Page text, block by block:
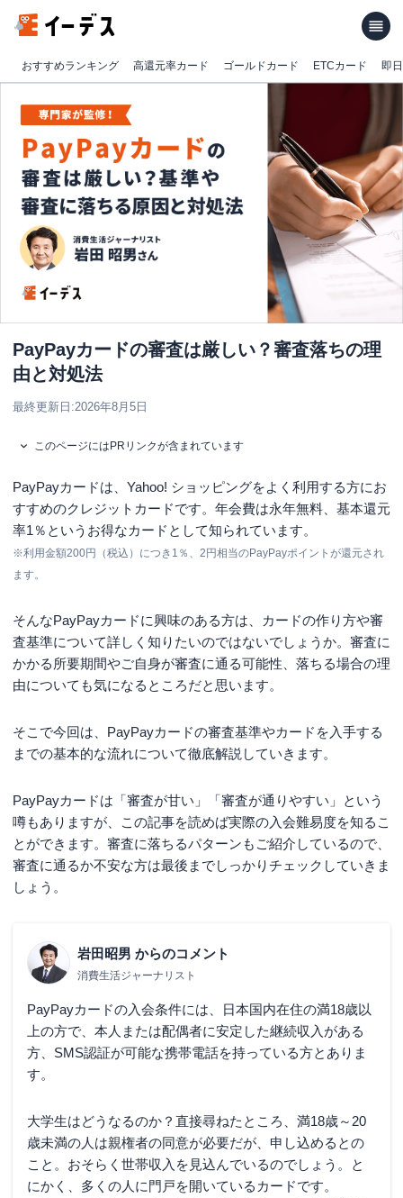
おすすめランキング 高還元率カード ゴールドカード ETCカード 即
PayPayカードの審査は厳しい？審査落ちの理
由と対処法
最終更新日:2026年8月5日
このページにはPRリンクが含まれています
PayPayカードは、Yahoo! ショッピングをよく利用する方にお
すすめのクレジットカードです。年会費は永年無料、基本還元
率1％というお得なカードとして知られています。
※利用金額200円（税込）につき1％、2円相当のPayPayポイントが還元され
ます。
そんなPayPayカードに興味のある方は、カードの作り方や審
査基準について詳しく知りたいのではないでしょうか。審査に
かかる所要期間やご自身が審査に通る可能性、落ちる場合の理
由についても気になるところだと思います。
そこで今回は、PayPayカードの審査基準やカードを入手する
までの基本的な流れについて徹底解説していきます。
PayPayカードは「審査が甘い」「審査が通りやすい」という
噂もありますが、この記事を読めば実際の入会難易度を知るこ
とができます。審査に落ちるパターンもご紹介しているので、
審査に通るか不安な方は最後までしっかりチェックしていきま
しょう。
岩田昭男 からのコメント
消費生活ジャーナリスト
PayPayカードの入会条件には、日本国内在住の満18歳以
上の方で、本人または配偶者に安定した継続収入がある
方、SMS認証が可能な携帯電話を持っている方とありま
す。
大学生はどうなるのか？直接尋ねたところ、満18歳～20
歳未満の人は親権者の同意が必要だが、申し込めるとの
こと。おそらく世帯収入を見込んでいるのでしょう。と
にかく、多くの人に門戸を開いているカードです。